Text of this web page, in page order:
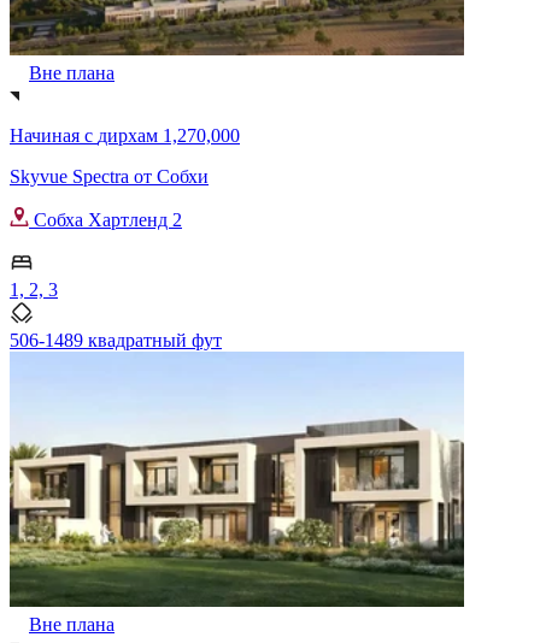
Вне плана
Начиная с дирхам 1,270,000
Skyvue Spectra от Собхи
Собха Хартленд 2
1, 2, 3
506-1489 квадратный фут
Вне плана